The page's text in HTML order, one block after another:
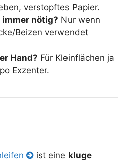
verstopftes Papier.
nötig? Nur wenn
Beizen verwendet
Hand? Für Kleinflächen ja
Exzenter.
ist eine kluge